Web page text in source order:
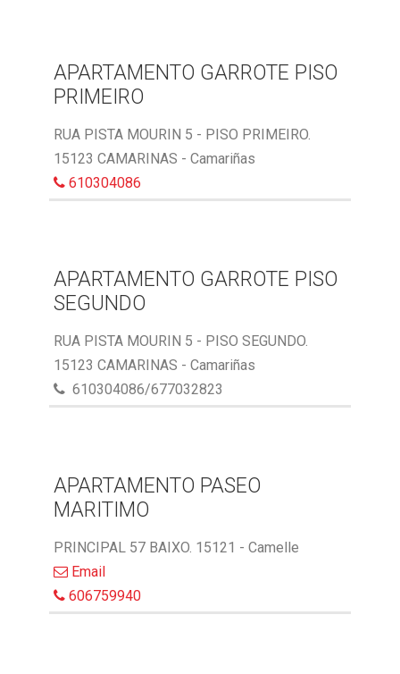
APARTAMENTO GARROTE PISO
PRIMEIRO
RUA PISTA MOURIN 5 - PISO PRIMEIRO.
15123 CAMARINAS - Camariñas
610304086
APARTAMENTO GARROTE PISO
SEGUNDO
RUA PISTA MOURIN 5 - PISO SEGUNDO.
15123 CAMARINAS - Camariñas
610304086/677032823
APARTAMENTO PASEO
MARITIMO
PRINCIPAL 57 BAIXO. 15121 - Camelle
Email
606759940